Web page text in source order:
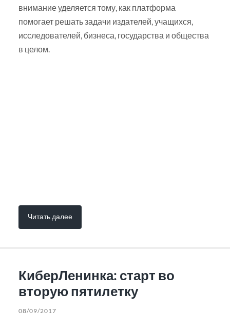
внимание уделяется тому, как платформа
помогает решать задачи издателей, учащихся,
исследователей, бизнеса, государства и общества
в целом.
Читать далее
КиберЛенинка: старт во
вторую пятилетку
08/09/2017